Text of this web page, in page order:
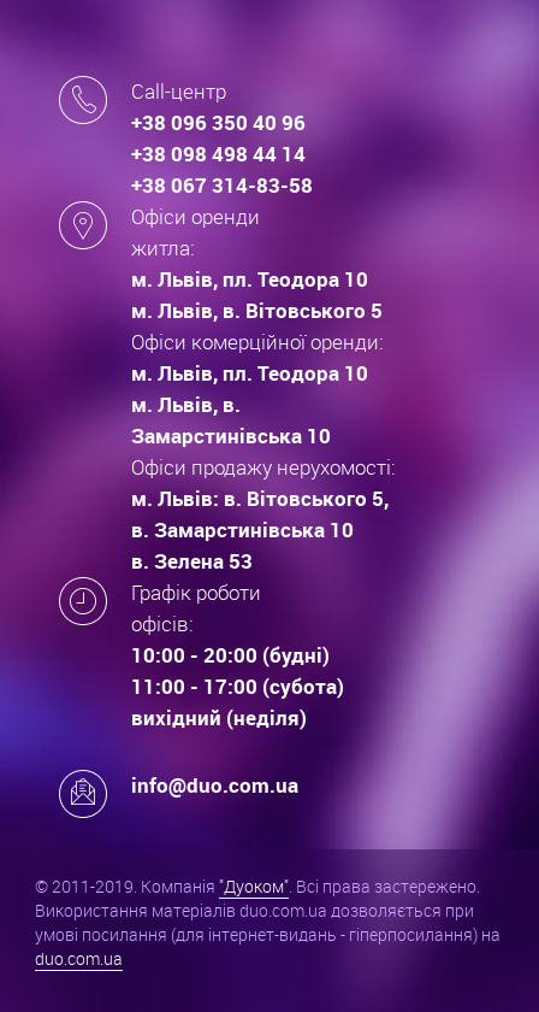
Call-центр
+38 096 350 40 96
+38 098 498 44 14
+38 067 314-83-58
Офіси оренди
житла:
м. Львів, пл. Теодора 10
м. Львів, в. Вітовського 5
Офіси комерційної оренди:
м. Львів, пл. Теодора 10
м. Львів, в.
Замарстинівська 10
Офіси продажу нерухомості:
м. Львів: в. Вітовського 5,
в. Замарстинівська 10
в. Зелена 53
Графік роботи
офісів:
10:00 - 20:00 (будні)
11:00 - 17:00 (субота)
вихідний (неділя)
info@duo.com.ua
© 2011-2019. Компанія "Дуоком". Всі права застережено.
Використання матеріалів duo.com.ua дозволяється при
умові посилання (для інтернет-видань - гіперпосилання) на
duo.com.ua